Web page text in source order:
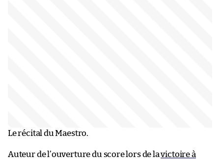
Le récital du Maestro.
Auteur de l’ouverture du score lors de lavictoire à